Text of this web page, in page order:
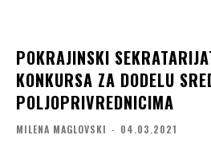
POKRAJINSKI
KONKURSA ZA DODELU
POLJOPRIVREDNICIMA
MILENA MAGLOVSKI - 04.03.2021